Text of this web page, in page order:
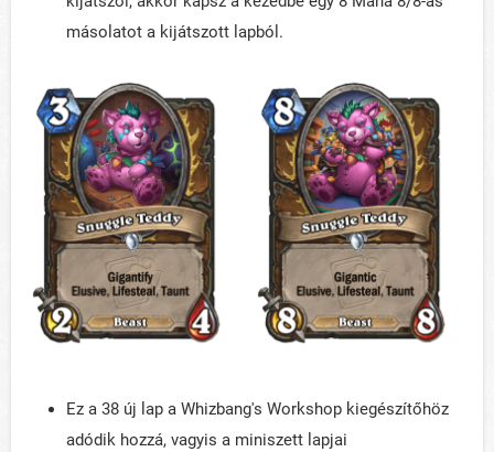
másolatot a kijátszott lapból.
Ez a 38 új lap a Whizbang's Workshop kiegészítőhöz
adódik hozzá, vagyis a miniszett lapjai